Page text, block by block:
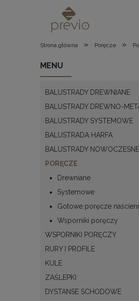
Strona główna » Poręcze »
MENU
BALUSTRADY DREWNIANE
BALUSTRADY DREWNO-
BALUSTRADY SYSTEMOWE
BALUSTRADA HARFA
BALUSTRADY NOWOCZESNE
PORĘCZE
Drewniane
Systemowe
Gotowe poręcze
Wsporniki poręczy
WSPORNIKI PORĘCZY
RURY I PROFILE
KULE
ZAŚLEPKI
DYSTANSE SCHODOWE